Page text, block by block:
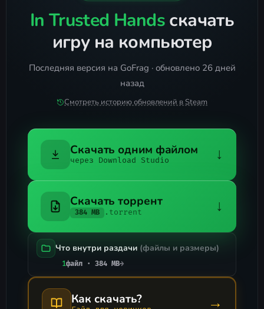
In Trusted Handsскачать
игру на компьютер
Последняя версия на GoFrag · обновлено 26 дней
назад
Смотреть историю обновлений в Steam
Скачать одним файлом
через Download Studio ↓
Скачать торрент
384 MB .torrent ↓
Что внутри раздачи (файлы и размеры)
1файл · 384 MB→
Как скачать? →